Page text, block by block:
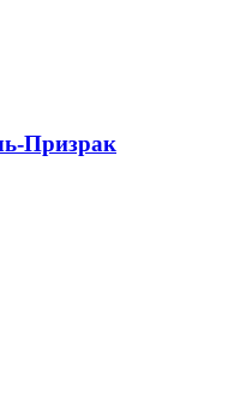
Призрак